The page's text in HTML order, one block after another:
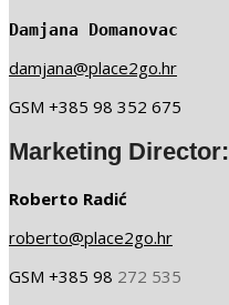
Damjana Domanovac
damjana@place2go.hr
GSM +385 98 352 675
Marketing Director:
Roberto Radić
roberto@place2go.hr
GSM +385 98 272 535